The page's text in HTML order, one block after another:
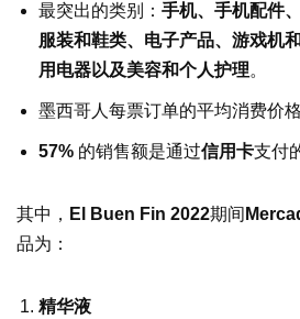
最突出的类别： 手机、手机配件
服装和鞋类、电子产品、游戏机
用电器以及美容和个人护理。
墨西哥人每票订单的平均消费价
57% 的销售额是通过信用卡支付
其中， El Buen Fin 2022期间
品为：
精华液